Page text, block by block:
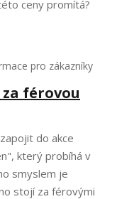
ceny promítá?
pro zákazníky
za férovou
do akce
který probíhá v
smyslem je
stojí za férovými